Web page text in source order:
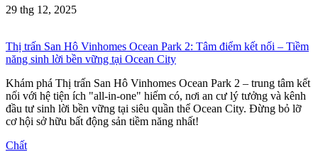
29 thg 12, 2025
Thị trấn San Hô Vinhomes Ocean Park 2: Tâm điểm kết nối – Tiềm
năng sinh lời bền vững tại Ocean City
Khám phá Thị trấn San Hô Vinhomes Ocean Park 2 – trung tâm kết
nối với hệ tiện ích "all-in-one" hiếm có, nơi an cư lý tưởng và kênh
đầu tư sinh lời bền vững tại siêu quần thể Ocean City. Đừng bỏ lỡ
cơ hội sở hữu bất động sản tiềm năng nhất!
Chất